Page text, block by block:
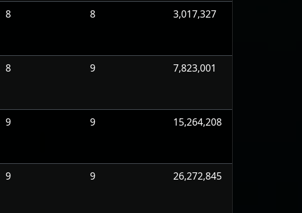
8 8 3,017,327
8 9 7,823,001
9 9 15,264,208
9 9 26,272,845